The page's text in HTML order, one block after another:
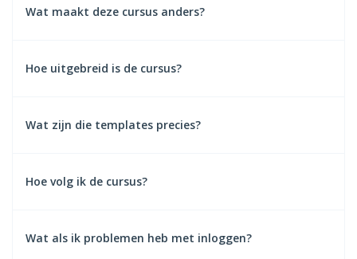
Wat maakt deze cursus anders?
Hoe uitgebreid is de cursus?
Wat zijn die templates precies?
hoeft te bouwen.
Hoe volg ik de cursus?
Wat als ik problemen heb met inloggen?